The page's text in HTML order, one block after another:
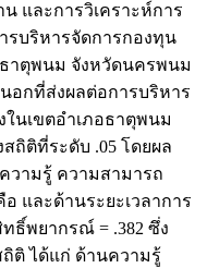
น และการวิเคราะห์การ
รบริหารจัดการกองทุน
าตุพนม จังหวัดนครพนม
อกที่ส่งผลต่อการบริหาร
นเขตอำเภอธาตุพนม
ถิติที่ระดับ .05 โดยผล
วามรู้ ความสามารถ
และด้านระยะเวลาการ
ธิ์พยากรณ์ = .382 ซึ่ง
ติ ได้แก่ ด้านความรู้